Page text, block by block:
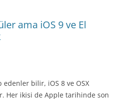
ama iOS 9 ve El
edenler bilir, iOS 8 ve OSX
Her ikisi de Apple tarihinde son